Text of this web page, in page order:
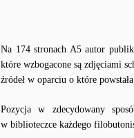
Na 174 stronach A5 autor
które wzbogacone są zdjęciami
źródeł w oparciu o które
Pozycja w zdecydowany
w biblioteczce każdego